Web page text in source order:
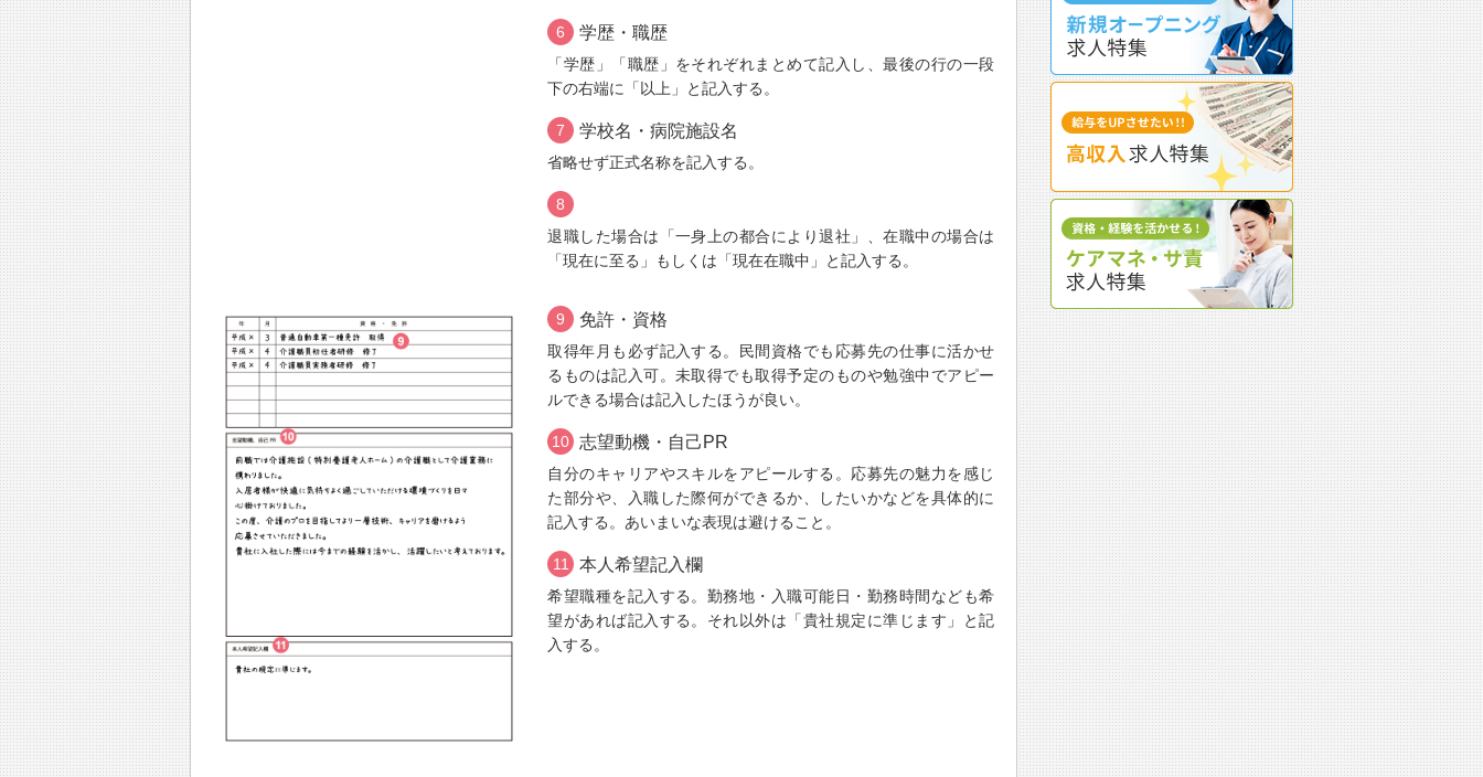
6 学歴・職歴
「学歴」「職歴」をそれぞれまとめて記入し、最後の行の一段
下の右端に「以上」と記入する。
7 学校名・病院施設名
省略せず正式名称を記入する。
8
退職した場合は「一身上の都合により退社」、在職中の場合は
「現在に至る」もしくは「現在在職中」と記入する。
9 免許・資格
取得年月も必ず記入する。民間資格でも応募先の仕事に活かせ
るものは記入可。未取得でも取得予定のものや勉強中でアピー
ルできる場合は記入したほうが良い。
10 志望動機・自己PR
自分のキャリアやスキルをアピールする。応募先の魅力を感じ
た部分や、入職した際何ができるか、したいかなどを具体的に
記入する。あいまいな表現は避けること。
11 本人希望記入欄
希望職種を記入する。勤務地・入職可能日・勤務時間なども希
望があれば記入する。それ以外は「貴社規定に準じます」と記
入する。